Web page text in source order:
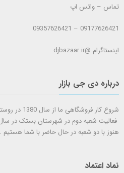
تماس – واتس اپ
09177626421 – 09357626421
اینستاگرام @djbazaar.ir
درباره دی جی بازار
شروع کار
هنوز با دو شعبه در حال حاضر با شما هستيم .
نماد اعتماد